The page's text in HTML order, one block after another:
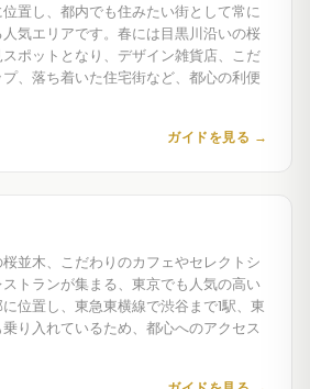
置し、都内でも住みたい街として常に
気エリアです。春には目黒川沿いの桜
ポットとなり、デザイン雑貨店、こだ
、落ち着いた住宅街など、都心の利便
ガイドを見る →
並木、こだわりのカフェやセレクトシ
トランが集まる、東京でも人気の高い
位置し、東急東横線で渋谷まで1駅、東
り入れているため、都心へのアクセス